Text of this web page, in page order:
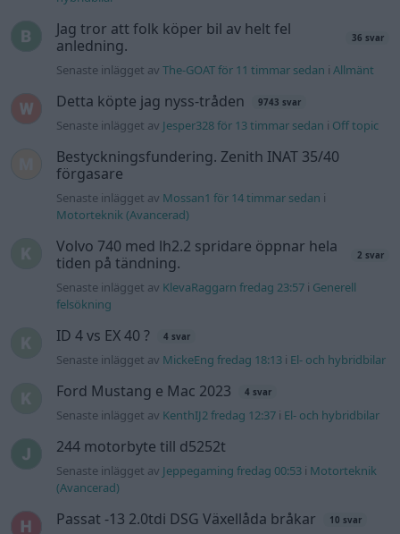
Jag tror att folk köper bil av helt fel
anledning.
36 svar
Senaste inlägget avThe-GOAT för 11 timmar sedan iAllmänt
Detta köpte jag nyss-tråden 9743 svar
Senaste inlägget av Jesper328 för 13 timmar sedan i Off topic
Bestyckningsfundering. Zenith INAT 35/40
förgasare
Senaste inlägget av Mossan1 för 14 timmar sedan i
Motorteknik (Avancerad)
Volvo 740 med lh2.2 spridare öppnar hela
tiden på tändning.
2 svar
Senaste inlägget av KlevaRaggarn fredag 23:57 i Generell
felsökning
ID 4 vs EX 40 ? 4 svar
Senaste inlägget av MickeEng fredag 18:13 i El- och hybridbilar
Ford Mustang e Mac 2023 4 svar
Senaste inlägget av KenthIJ2 fredag 12:37 i El- och hybridbilar
244 motorbyte till d5252t
Senaste inlägget av Jeppegaming fredag 00:53 i Motorteknik
(Avancerad)
Passat -13 2.0tdi DSG Växellåda bråkar 10 svar